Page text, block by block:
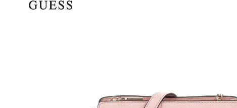
Značka: Guess